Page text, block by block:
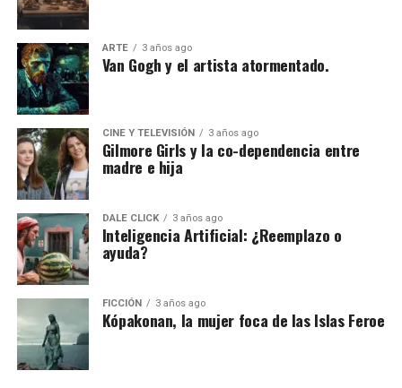
ARTE 3 años ago
Van Gogh y el artista atormentado.
CINE Y TELEVISIÓN 3 años ago
Gilmore Girls y la co-dependencia entre
madre e hija
DALE CLICK 3 años ago
Inteligencia Artificial: ¿Reemplazo o
ayuda?
FICCIÓN 3 años ago
Kópakonan, la mujer foca de las Islas Feroe